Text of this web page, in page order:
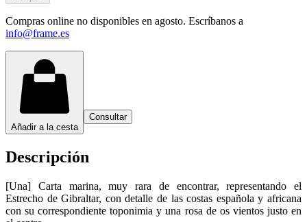
Compras online no disponibles en agosto. Escríbanos a
info@frame.es
Añadir a la cesta
Consultar
Descripción
[Una] Carta marina, muy rara de encontrar, representando el
Estrecho de Gibraltar, con detalle de las costas española y africana
con su correspondiente toponimia y una rosa de os vientos justo en